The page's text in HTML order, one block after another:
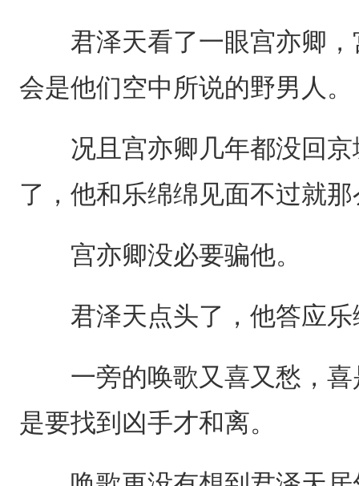
君泽天看了一眼宫亦卿，
会是他们空中所说的野男人。
况且宫亦卿几年都没回京
了，他和乐绵绵见面不过就
宫亦卿没必要骗他。
君泽天点头了，他答应乐
一旁的唤歌又喜又愁，喜
是要找到凶手才和离。